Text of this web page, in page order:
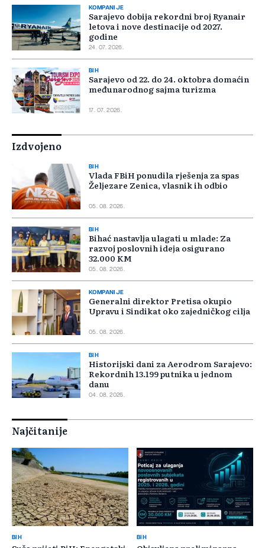
KOMPANIJE
Sarajevo dobija rekordni broj Ryanair
letova i nove destinacije od 2027.
godine
24. 07. 2026.
BIH
Sarajevo od 22. do 24. oktobra domaćin
međunarodnog sajma turizma
17. 07. 2026.
Izdvojeno
BIH
Vlada FBiH ponudila rješenja za spas
Željezare Zenica, vlasnik ih odbio
05. 08. 2026.
BIH
Bihać nastavlja ulagati u mlade: Za
razvoj poslovnih ideja osigurano
32.000 KM
05. 08. 2026.
KOMPANIJE
Generalni direktor Pretisa okupio
Upravu i Sindikat oko zajedničkog cilja
05. 08. 2026.
BIH
Historijski dani za Aerodrom Sarajevo:
Rekordnih 13.199 putnika u jednom
danu
04. 08. 2026.
Najčitanije
BIH BIH